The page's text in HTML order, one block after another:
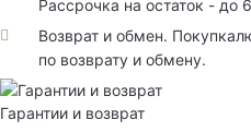
Рассрочка на остаток - до
Возврат и обмен.
по возврату и обмену.
Гарантии и возврат